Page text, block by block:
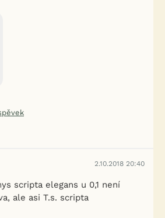
2.10.2018 20:40
scripta elegans u 0,1 není
ale asi T.s. scripta